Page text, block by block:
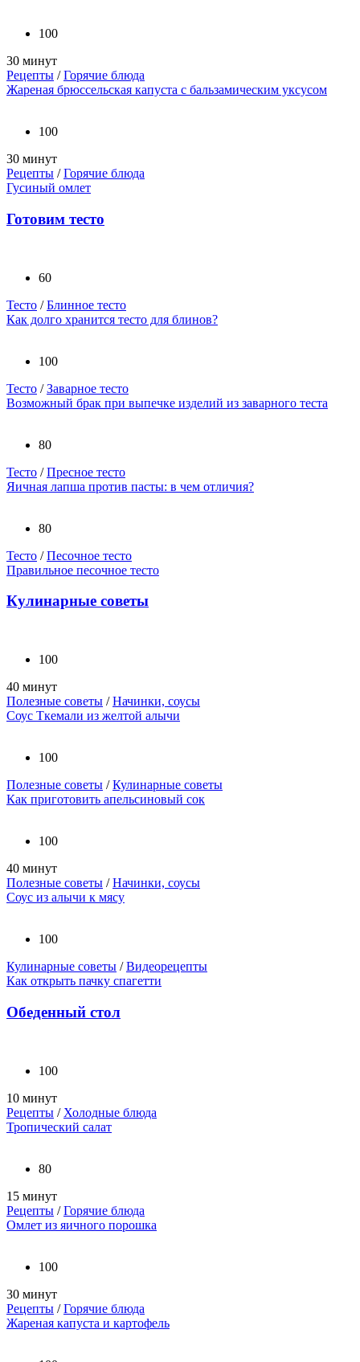
100
30 минут
Рецепты /Горячие блюда
Жареная брюссельская капуста с бальзамическим уксусом
100
30 минут
Рецепты /Горячие блюда
Гусиный омлет
Готовим тесто
60
Тесто /Блинное тесто
Как долго хранится тесто для блинов?
100
Тесто /Заварное тесто
Возможный брак при выпечке изделий из заварного теста
80
Тесто /Пресное тесто
Яичная лапша против пасты: в чем отличия?
80
Тесто /Песочное тесто
Правильное песочное тесто
Кулинарные советы
100
40 минут
Полезные советы /Начинки, соусы
Соус Ткемали из желтой алычи
100
Полезные советы /Кулинарные советы
Как приготовить апельсиновый сок
100
40 минут
Полезные советы /Начинки, соусы
Соус из алычи к мясу
100
Кулинарные советы /Видеорецепты
Как открыть пачку спагетти
Обеденный стол
100
10 минут
Рецепты / Холодные блюда
Тропический салат
80
15 минут
Рецепты /Горячие блюда
Омлет из яичного порошка
100
30 минут
Рецепты /Горячие блюда
Жареная капуста и картофель